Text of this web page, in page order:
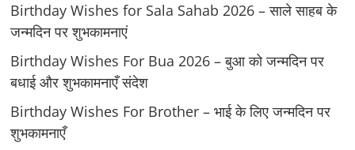
Birthday Wishes for Sala Sahab 2026 – साले साहब के
जन्मदिन पर शुभकामनाएं
Birthday Wishes For Bua 2026 – बुआ को जन्मदिन पर
बधाई और शुभकामनाएँ संदेश
Birthday Wishes For Brother – भाई के लिए जन्मदिन पर
शुभकामनाएँ